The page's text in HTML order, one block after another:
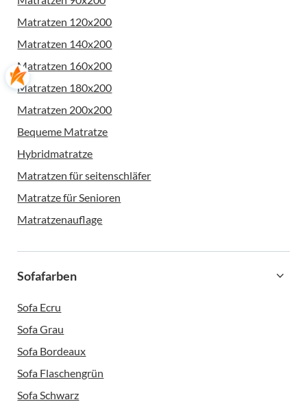
Matratzen 120x200
Matratzen 140x200
Matratzen 160x200
Matratzen 180x200
Matratzen 200x200
Bequeme Matratze
Hybridmatratze
Matratzen für seitenschläfer
Matratze für Senioren
Matratzenauflage
Sofafarben
Sofa Ecru
Sofa Grau
Sofa Bordeaux
Sofa Flaschengrün
Sofa Schwarz